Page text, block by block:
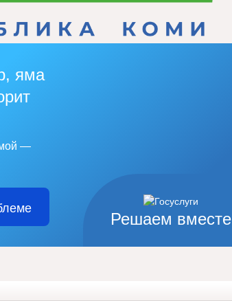
Решаем вместе
яма
—